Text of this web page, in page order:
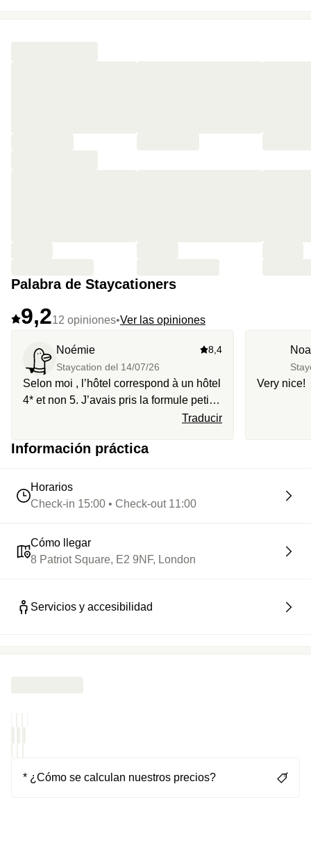
Palabra de Staycationers
9,212 opiniones•Ver las opiniones
Noémie
Staycation del 14/07/26
8,4
Selon moi , l’hôtel correspond à un hôtel
4* et non 5. J’avais pris la formule petit
déjeuner compris , et l’hôtel n’était pas
de minute malgré le mail à l’appui pour
Traducir
Very nice!
Información práctica
Horarios
Check-in 15:00 • Check-out 11:00
Cómo llegar
8 Patriot Square, E2 9NF, London
Servicios y accesibilidad
* ¿Cómo se calculan nuestros precios?